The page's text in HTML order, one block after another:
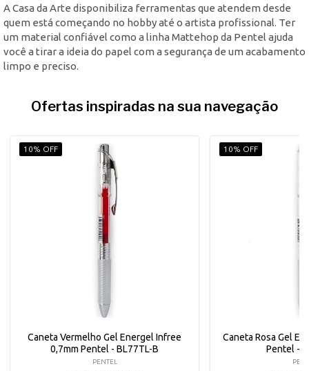
A Casa da Arte disponibiliza ferramentas que atendem desde
quem está começando no hobby até o artista profissional. Ter
um material confiável como a linha Mattehop da Pentel ajuda
você a tirar a ideia do papel com a segurança de um acabamento
limpo e preciso.
Ofertas inspiradas na sua navegação
10% OFF
Caneta Vermelho Gel Energel Infree
0,7mm Pentel - BL77TL-B
PENTEL
10% OFF
Caneta Rosa Gel
Pentel -